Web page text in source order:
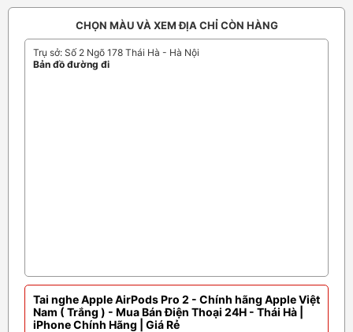
CHỌN MÀU VÀ XEM ĐỊA CHỈ CÒN HÀNG
Trụ sở: Số 2 Ngõ 178 Thái Hà - Hà Nội
Bản đồ đường đi
Tai nghe Apple AirPods Pro 2 - Chính hãng Apple Việt
Nam ( Trắng ) - Mua Bán Điện Thoại 24H - Thái Hà |
iPhone Chính Hãng | Giá Rẻ